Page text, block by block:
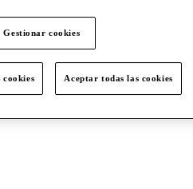
Gestionar cookies
cookies Aceptar todas las cookies